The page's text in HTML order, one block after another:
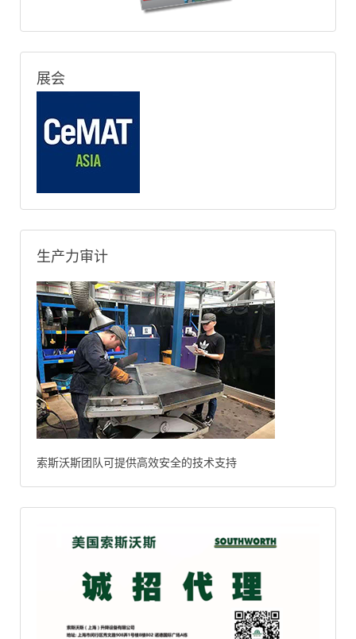
展会
生产力审计
索斯沃斯团队可提供高效安全的技术支持